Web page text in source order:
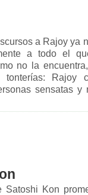
a Rajoy ya
a todo el
no la
tonterías: Rajoy
sensatas y
Satoshi Kon